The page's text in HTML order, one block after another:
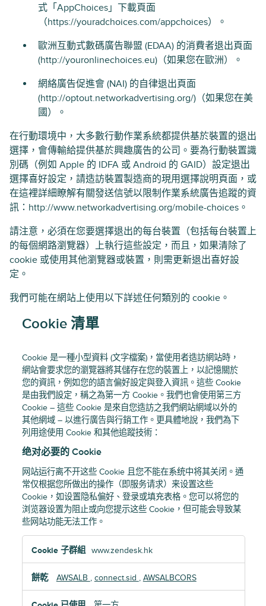
式「AppChoices」下載頁面
（https://youradchoices.com/appchoices）。
歐洲互動式數碼廣告聯盟 (EDAA) 的消費者退出頁面
(http://youronlinechoices.eu)（如果您在歐洲）。
網絡廣告促進會 (NAI) 的自律退出頁面
(http://optout.networkadvertising.org/)（如果您在美
國）。
在行動環境中，大多數行動作業系統都提供基於裝置的退出
選擇，會傳輸給提供基於興趣廣告的公司。要為行動裝置識
別碼（例如 Apple 的 IDFA 或 Android 的 GAID）設定退出
選擇喜好設定，請造訪裝置製造商的現用選擇說明頁面，或
在這裡詳細瞭解有關發送信號以限制作業系統廣告追蹤的資
訊：http://www.networkadvertising.org/mobile-choices。
請注意，必須在您要選擇退出的每台裝置（包括每台裝置上
的每個網路瀏覽器）上執行這些設定，而且，如果清除了
cookie 或使用其他瀏覽器或裝置，則需更新退出喜好設
定。
我們可能在網站上使用以下詳述任何類別的 cookie。
Cookie 清單
Cookie 是一種小型資料 (文字檔案)，當使用者造訪網站時，
網站會要求您的瀏覽器將其儲存在您的裝置上，以記憶關於
您的資訊，例如您的語言偏好設定與登入資訊。這些 Cookie
是由我們設定，稱之為第一方 Cookie。我們也會使用第三方
Cookie – 這些 Cookie 是來自您造訪之我們網站網域以外的
其他網域 – 以進行廣告與行銷工作。更具體地說，我們為下
列用途使用 Cookie 和其他追蹤技術：
绝对必要的 Cookie
网站运行离不开这些 Cookie 且您不能在系统中将其关闭。通
常仅根据您所做出的操作（即服务请求）来设置这些
Cookie，如设置隐私偏好、登录或填充表格。您可以将您的
浏览器设置为阻止或向您提示这些 Cookie，但可能会导致某
些网站功能无法工作。
www.zendesk.hk
AWSALB , connect.sid , AWSALBCORS